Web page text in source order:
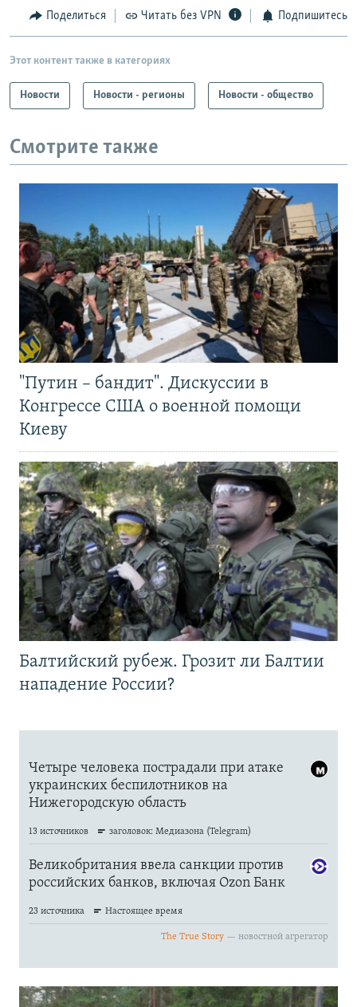
Поделиться Читать без VPN Подпишитесь
Этот контент также в категориях
Новости Новости - регионы Новости - общество
Смотрите также
"Путин – бандит". Дискуссии в
Конгрессе США о военной помощи
Киеву
Балтийский рубеж. Грозит ли Балтии
нападение России?